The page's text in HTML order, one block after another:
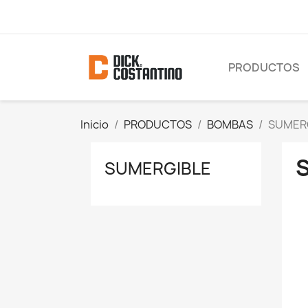
PRODUCTOS
Inicio PRODUCTOS BOMBAS
SUMERGIBLE